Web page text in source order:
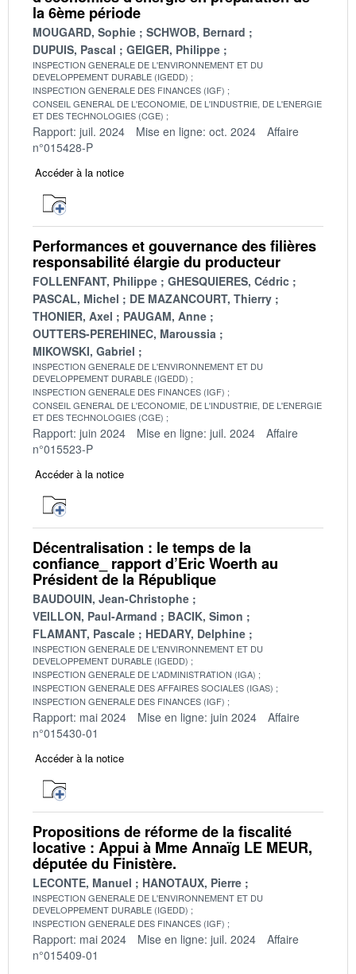
la 6ème période
MOUGARD, Sophie
SCHWOB, Bernard
DUPUIS, Pascal
GEIGER, Philippe
INSPECTION GENERALE DE L'ENVIRONNEMENT ET DU
DEVELOPPEMENT DURABLE (IGEDD)
INSPECTION GENERALE DES FINANCES (IGF)
CONSEIL GENERAL DE L'ECONOMIE, DE L'INDUSTRIE, DE L'ENERGIE
ET DES TECHNOLOGIES (CGE)
Rapport: juil. 2024 Mise en ligne: oct. 2024
Affaire
n°015428-P
Accéder à la notice
Performances et gouvernance des filières
responsabilité élargie du producteur
FOLLENFANT, Philippe
GHESQUIERES, Cédric
PASCAL, Michel
DE MAZANCOURT, Thierry
THONIER, Axel
PAUGAM, Anne
OUTTERS-PEREHINEC, Maroussia
MIKOWSKI, Gabriel
INSPECTION GENERALE DE L'ENVIRONNEMENT ET DU
DEVELOPPEMENT DURABLE (IGEDD)
INSPECTION GENERALE DES FINANCES (IGF)
CONSEIL GENERAL DE L'ECONOMIE, DE L'INDUSTRIE, DE L'ENERGIE
ET DES TECHNOLOGIES (CGE)
Rapport: juin 2024 Mise en ligne: juil. 2024
Affaire
n°015523-P
Accéder à la notice
Décentralisation : le temps de la
confiance_ rapport d’Eric Woerth au
Président de la République
BAUDOUIN, Jean-Christophe
VEILLON, Paul-Armand
BACIK, Simon
FLAMANT, Pascale
HEDARY, Delphine
INSPECTION GENERALE DE L'ENVIRONNEMENT ET DU
DEVELOPPEMENT DURABLE (IGEDD)
INSPECTION GENERALE DE L'ADMINISTRATION (IGA)
INSPECTION GENERALE DES AFFAIRES SOCIALES (IGAS)
INSPECTION GENERALE DES FINANCES (IGF)
Rapport: mai 2024 Mise en ligne: juin 2024
Affaire
n°015430-01
Accéder à la notice
Propositions de réforme de la fiscalité
locative : Appui à Mme Annaïg LE MEUR,
députée du Finistère.
LECONTE, Manuel HANOTAUX, Pierre
INSPECTION GENERALE DE L'ENVIRONNEMENT ET DU
DEVELOPPEMENT DURABLE (IGEDD)
INSPECTION GENERALE DES FINANCES (IGF)
Rapport: mai 2024 Mise en ligne: juil. 2024
Affaire
n°015409-01